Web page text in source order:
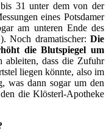
31 unter dem von der
eines Potsdamer
am unteren Ende des
Noch dramatischer: Die
die Blutspiegel um
ableiten, dass die Zufuhr
liegen könnte, also im
was dann sogar um den
die Klösterl-Apotheke